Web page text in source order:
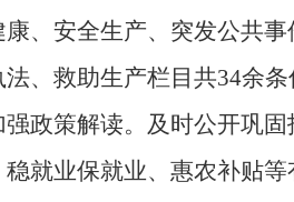
、安全生产、突发公共
、救助生产栏目共34余
政策解读。 及时公开巩
就业保就业、惠农补贴